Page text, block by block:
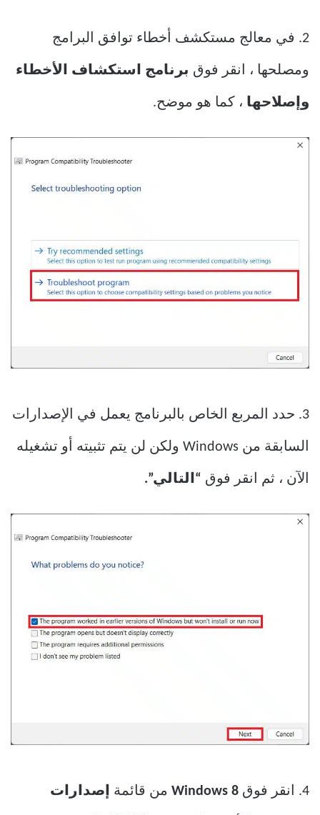
2. في معالج مستكشف أخطاء توافق البرامج
ومصلحها ، انقر فوق برنامج استكشاف الأخطاء
وإصلاحها ، كما هو موضح.
3. حدد المربع الخاص بالبرنامج يعمل في الإصدارات
السابقة من Windows ولكن لن يتم تثبيته أو تشغيله
الآن ، ثم انقر فوق “التالي”.
4. انقر فوق Windows 8 من قائمة إصدارات